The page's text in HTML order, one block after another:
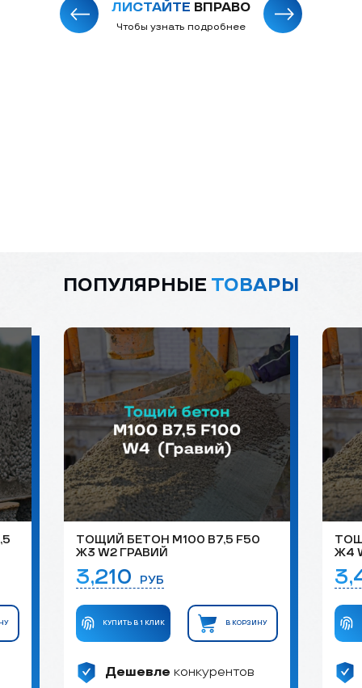
ЛИСТАЙТЕ ВПРАВО
Чтобы узнать подробнее
ПОПУЛЯРНЫЕ ТОВАРЫ
ТОЩИЙ БЕТОН М100 B7,5 F50
Ж3 W2 ГРАВИЙ
3,210 РУБ
КУПИТЬ В 1 КЛИК В КОРЗИНУ
Дешевле конкурентов
Ж4